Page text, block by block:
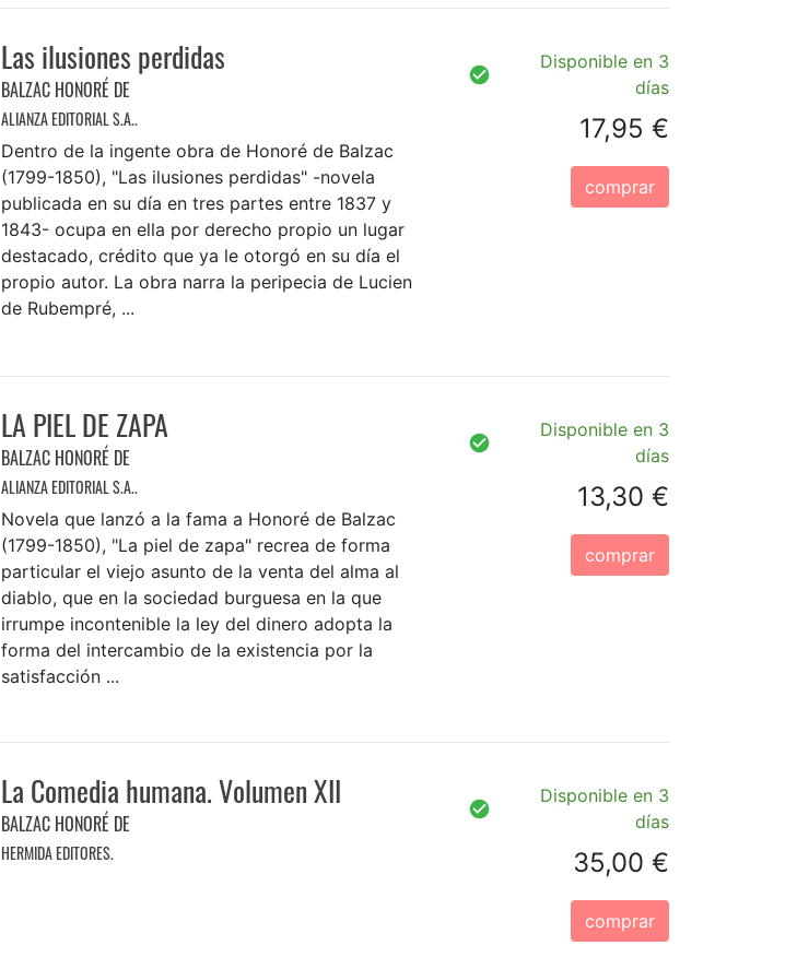
Las ilusiones perdidas
BALZAC HONORÉ DE
ALIANZA EDITORIAL S.A..
Dentro de la ingente obra de Honoré de Balzac
(1799-1850), "Las ilusiones perdidas" -novela
publicada en su día en tres partes entre 1837 y
1843- ocupa en ella por derecho propio un lugar
destacado, crédito que ya le otorgó en su día el
propio autor. La obra narra la peripecia de Lucien
de Rubempré, ...
Disponible en 3
días
17,95 €
comprar
LA PIEL DE ZAPA
BALZAC HONORÉ DE
ALIANZA EDITORIAL S.A..
Novela que lanzó a la fama a Honoré de Balzac
(1799-1850), "La piel de zapa" recrea de forma
particular el viejo asunto de la venta del alma al
diablo, que en la sociedad burguesa en la que
irrumpe incontenible la ley del dinero adopta la
forma del intercambio de la existencia por la
satisfacción ...
Disponible en 3
días
13,30 €
comprar
La Comedia humana. Volumen XII
BALZAC HONORÉ DE
HERMIDA EDITORES.
Disponible en 3
días
35,00 €
comprar